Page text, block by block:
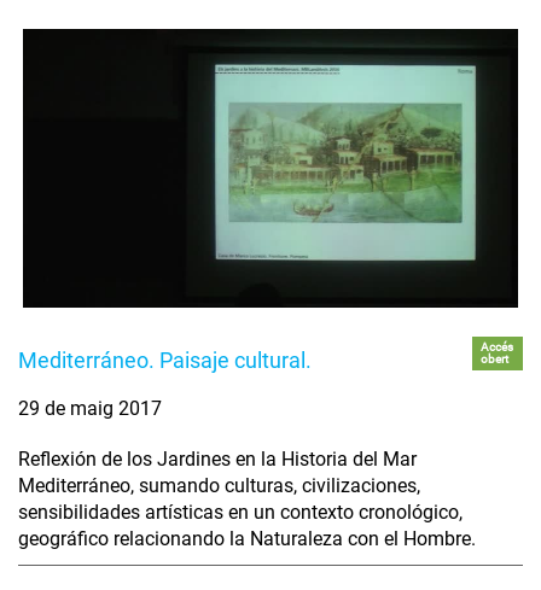
Mediterráneo. Paisaje cultural.
Accés
obert
29 de maig 2017
Reflexión de los Jardines en la Historia del Mar
Mediterráneo, sumando culturas, civilizaciones,
sensibilidades artísticas en un contexto cronológico,
geográfico relacionando la Naturaleza con el Hombre.